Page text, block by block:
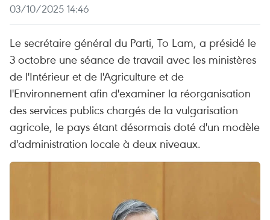
03/10/2025 14:46
Le secrétaire général du Parti, To Lam, a présidé le
3 octobre une séance de travail avec les ministères
de l'Intérieur et de l'Agriculture et de
l'Environnement afin d'examiner la réorganisation
des services publics chargés de la vulgarisation
agricole, le pays étant désormais doté d'un modèle
d'administration locale à deux niveaux.